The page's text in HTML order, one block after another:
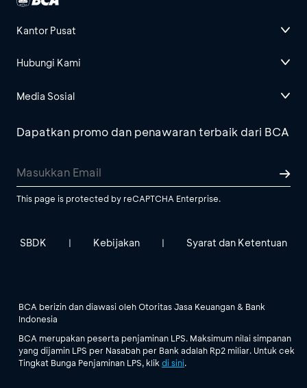
Kantor Pusat
Hubungi Kami
Media Sosial
Dapatkan promo dan penawaran terbaik dari BCA
This page is protected by reCAPTCHA Enterprise.
SBDK | Kebijakan | Syarat dan Ketentuan
BCA berizin dan diawasi oleh Otoritas Jasa Keuangan & Bank
Indonesia
BCA merupakan peserta penjaminan LPS. Maksimum nilai simpanan
yang dijamin LPS per Nasabah per Bank adalah Rp2 miliar. Untuk cek
Tingkat Bunga Penjaminan LPS, klik di sini.